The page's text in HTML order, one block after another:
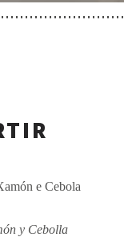
e Cebola
y Cebolla